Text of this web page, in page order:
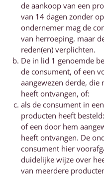
de aankoop van een
van 14 dagen zonder
ondernemer mag de
van herroeping, maar
reden(en) verplichten.
De in lid 1 genoemde
de consument, of een
aangewezen derde,
heeft ontvangen, of:
als de consument in
producten heeft
of een door hem
heeft ontvangen. De
consument hier
duidelijke wijze over
van meerdere